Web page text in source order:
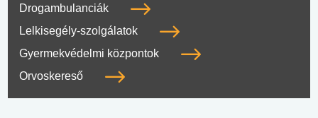
Drogambulanciák
Lelkisegély-szolgálatok
Gyermekvédelmi központok
Orvoskereső